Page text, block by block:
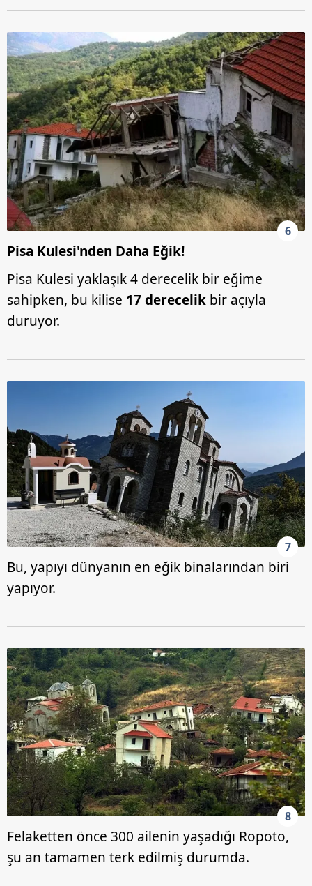
Metnimizi
ziyaret edebilirsiniz.
6698 sayılı Kişisel Verilerin Korunması Kanunu uyarınca
hazırlanmış Aydınlatma Metnimizi okumak ve sitemizde
ilgili mevzuata uygun olarak kullanılan çerezlerle ilgili bilgi
almak için lütfentıklayınız
6
Pisa Kulesi'nden Daha Eğik!
Pisa Kulesi yaklaşık 4 derecelik bir eğime
sahipken, bu kilise 17 derecelik bir açıyla
duruyor.
7
Bu, yapıyı dünyanın en eğik binalarından biri
yapıyor.
8
Felaketten önce 300 ailenin yaşadığı Ropoto,
şu an tamamen terk edilmiş durumda.